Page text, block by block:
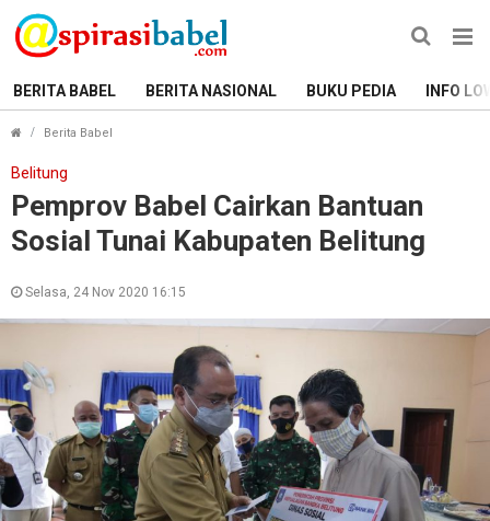
BERITA BABEL BERITA NASIONAL BUKU PEDIA INFO
Berita Babel
Belitung
Pemprov Babel Cairkan Bantuan
Sosial Tunai Kabupaten Belitung
Selasa, 24 Nov 2020 16:15